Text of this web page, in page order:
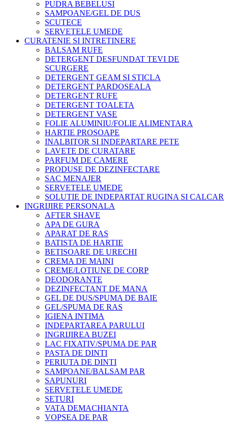
PUDRA BEBELUSI
SAMPOANE/GEL DE DUS
SCUTECE
SERVETELE UMEDE
CURATENIE SI INTRETINERE
BALSAM RUFE
DETERGENT DESFUNDAT TEVI DE
SCURGERE
DETERGENT GEAM SI STICLA
DETERGENT PARDOSEALA
DETERGENT RUFE
DETERGENT TOALETA
DETERGENT VASE
FOLIE ALUMINIU/FOLIE ALIMENTARA
HARTIE PROSOAPE
INALBITOR SI INDEPARTARE PETE
LAVETE DE CURATARE
PARFUM DE CAMERE
PRODUSE DE DEZINFECTARE
SAC MENAJER
SERVETELE UMEDE
SOLUTIE DE INDEPARTAT RUGINA SI CALCAR
INGRIJIRE PERSONALA
AFTER SHAVE
APA DE GURA
APARAT DE RAS
BATISTA DE HARTIE
BETISOARE DE URECHI
CREMA DE MAINI
CREME/LOTIUNE DE CORP
DEODORANTE
DEZINFECTANT DE MANA
GEL DE DUS/SPUMA DE BAIE
GEL/SPUMA DE RAS
IGIENA INTIMA
INDEPARTAREA PARULUI
INGRIJIREA BUZEI
LAC FIXATIV/SPUMA DE PAR
PASTA DE DINTI
PERIUTA DE DINTI
SAMPOANE/BALSAM PAR
SAPUNURI
SERVETELE UMEDE
SETURI
VATA DEMACHIANTA
VOPSEA DE PAR